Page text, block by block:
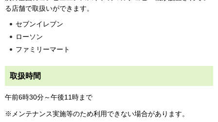
る店舗で取扱いができます。
セブンイレブン
ローソン
ファミリーマート
取扱時間
午前6時30分～午後11時まで
※メンテナンス実施等のため利用できない場合があります。